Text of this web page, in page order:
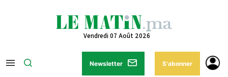
Vendredi 07 Août 2026
Newsletter S'abonner